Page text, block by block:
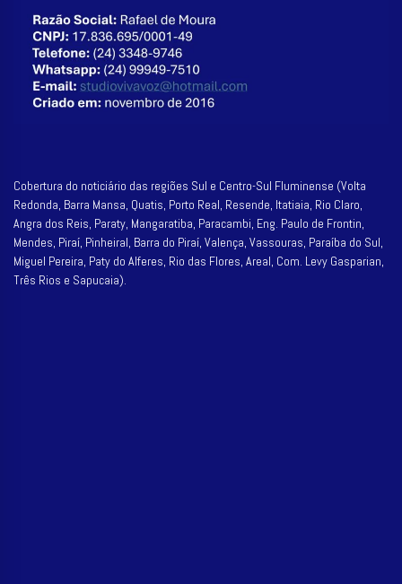
Cobertura do noticiário das regiões Sul e Centro-Sul Fluminense (Volta
Redonda, Barra Mansa, Quatis, Porto Real, Resende, Itatiaia, Rio Claro,
Angra dos Reis, Paraty, Mangaratiba, Paracambi, Eng. Paulo de Frontin,
Mendes, Piraí, Pinheiral, Barra do Piraí, Valença, Vassouras, Paraíba do Sul,
Miguel Pereira, Paty do Alferes, Rio das Flores, Areal, Com. Levy Gasparian,
Três Rios e Sapucaia).